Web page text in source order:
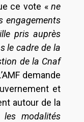
ce vote «ne
engagements
pris auprès
le cadre de la
de la Cnaf
demande
et
autour de la
les modalités